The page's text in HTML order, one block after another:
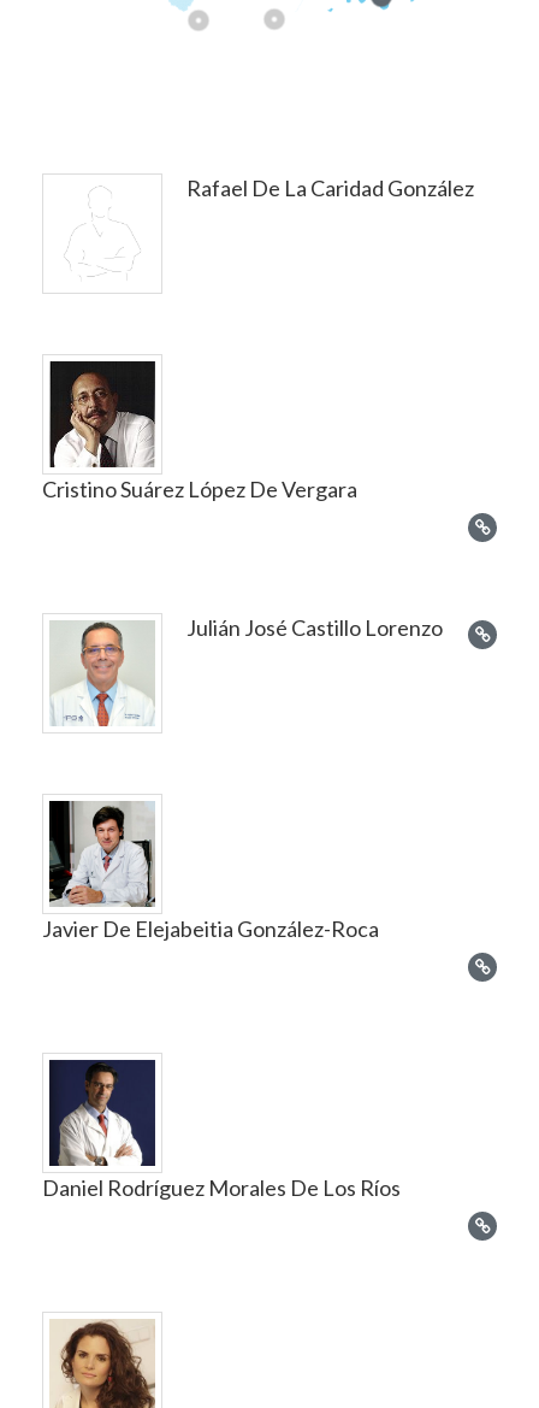
Rafael De La Caridad González
Cristino Suárez López De Vergara
Julián José Castillo Lorenzo
Javier De Elejabeitia González-Roca
Daniel Rodríguez Morales De Los Ríos